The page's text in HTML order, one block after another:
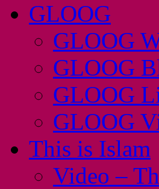
GLOOG
GLOOG
GLOOG
GLOOG
GLOOG
This is Islam
Video –